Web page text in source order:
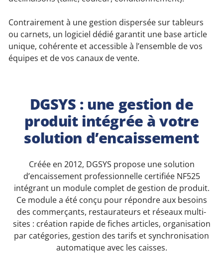
Contrairement à une gestion dispersée sur tableurs
ou carnets, un logiciel dédié garantit une base article
unique, cohérente et accessible à l’ensemble de vos
équipes et de vos canaux de vente.
DGSYS : une gestion de
produit intégrée à votre
solution d’encaissement
Créée en 2012, DGSYS propose une solution
d’encaissement professionnelle certifiée NF525
intégrant un module complet de gestion de produit.
Ce module a été conçu pour répondre aux besoins
des commerçants, restaurateurs et réseaux multi-
sites : création rapide de fiches articles, organisation
par catégories, gestion des tarifs et synchronisation
automatique avec les caisses.